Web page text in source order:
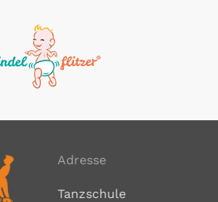
Adresse
Tanzschule